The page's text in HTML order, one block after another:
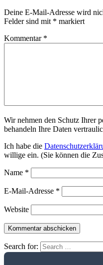
Deine E-Mail-Adresse wird
Felder sind mit * markiert
Kommentar *
Wir nehmen den Schutz Ihrer
behandeln Ihre Daten
Ich habe die
willige ein. (Sie können die
Name *
E-Mail-Adresse *
Website
Search for: